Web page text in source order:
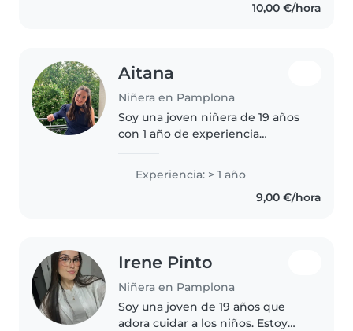
10,00 €/hora
Aitana
Niñera en Pamplona
Soy una joven niñera de 19 años
con 1 año de experiencia
años. Hablo catalán, español e
inglés con fluidez, lo que me
Experiencia: > 1 año
9,00 €/hora
Irene Pinto
Niñera en Pamplona
Soy una joven de 19 años que
adora cuidar a los niños. Estoy